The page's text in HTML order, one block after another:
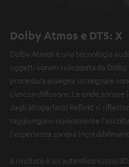
Dolby Atmos e DTS: X
Dolby Atmos è una tecnologia
oggetti sonori sviluppata da
procedura assegna un segnale
ciascun diffusore. Le onde
dagli altoparlanti Reflekt si
raggiungono nuovamente
l'esperienza sonora
Il risultato è un autentico suono